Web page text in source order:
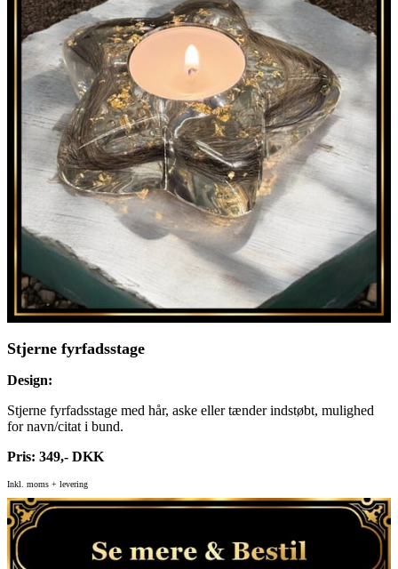
Stjerne fyrfadsstage
Design:
Stjerne fyrfadsstage med hår, aske eller tænder indstøbt, mulighed
for navn/citat i bund.
Pris: 349,- DKK
Inkl. moms + levering